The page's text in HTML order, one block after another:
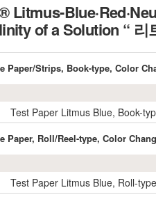
Litmus-
of a Solution “ 리
Paper/Strips, Book-type, Color
Test Paper Litmus Blue, Book-
Paper, Roll/Reel-type, Color
Test Paper Litmus Blue, Roll-